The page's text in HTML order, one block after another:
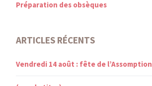
Préparation des obsèques
ARTICLES RÉCENTS
Vendredi 14 août : fête de l’Assomption